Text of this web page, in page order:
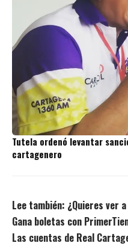
Tutela ordenó levantar
cartagenero
Lee también: ¿Quieres ver
Gana boletas con
Las cuentas de Real